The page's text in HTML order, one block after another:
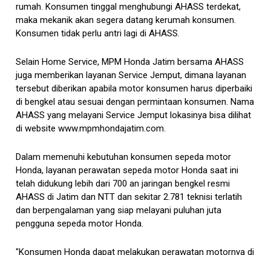
rumah. Konsumen tinggal menghubungi AHASS terdekat,
maka mekanik akan segera datang kerumah konsumen.
Konsumen tidak perlu antri lagi di AHASS.
Selain Home Service, MPM Honda Jatim bersama AHASS
juga memberikan layanan Service Jemput, dimana layanan
tersebut diberikan apabila motor konsumen harus diperbaiki
di bengkel atau sesuai dengan permintaan konsumen. Nama
AHASS yang melayani Service Jemput lokasinya bisa dilihat
di website www.mpmhondajatim.com.
Dalam memenuhi kebutuhan konsumen sepeda motor
Honda, layanan perawatan sepeda motor Honda saat ini
telah didukung lebih dari 700 an jaringan bengkel resmi
AHASS di Jatim dan NTT dan sekitar 2.781 teknisi terlatih
dan berpengalaman yang siap melayani puluhan juta
pengguna sepeda motor Honda.
"Konsumen Honda dapat melakukan perawatan motornya di